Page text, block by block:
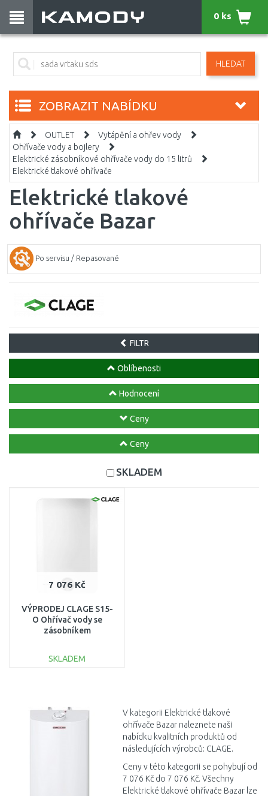
HLEDAT
0 ks
ZOBRAZIT NABÍDKU
OUTLET
Vytápění a ohřev vody
Ohřívače vody a bojlery
Elektrické zásobníkové ohřívače vody do 15 litrů
Elektrické tlakové ohřívače
Elektrické tlakové
ohřívače Bazar
Po servisu / Repasované
FILTR
Oblíbenosti
Hodnocení
Ceny
Ceny
SKLADEM
7 076 Kč
VÝPRODEJ CLAGE S15-
O Ohřívač vody se
zásobníkem
SERVISE
SKLADEM
Porovnat
V kategorii Elektrické tlakové
ohřívače Bazar naleznete naši
nabídku kvalitních produktů od
následujících výrobců: CLAGE.
Ceny v této kategorii se pohybují od
7 076 Kč do 7 076 Kč. Všechny
Elektrické tlakové ohřívače Bazar lze